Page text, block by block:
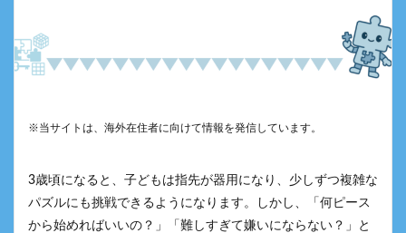
※当サイトは、海外在住者に向けて情報を発信しています。
3歳頃になると、子どもは指先が器用になり、少しずつ複雑な
パズルにも挑戦できるようになります。しかし、「何ピース
から始めればいいの？」「難しすぎて嫌いにならない？」と